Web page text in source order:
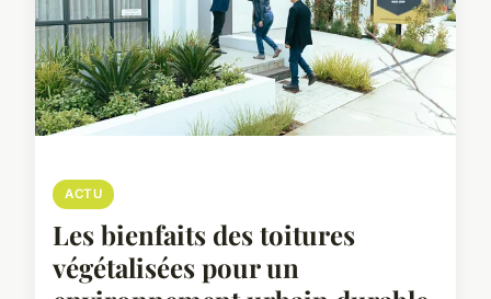
ACTU
Les bienfaits des toitures
végétalisées pour un